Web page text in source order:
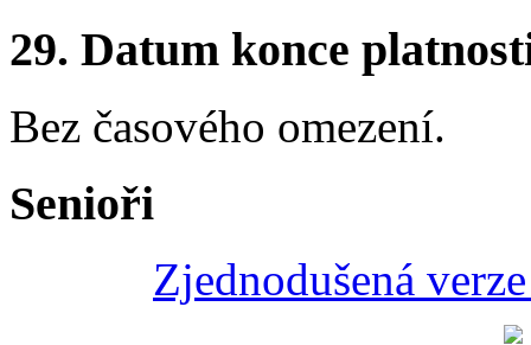
29. Datum konce
Bez časového omezení.
Senioři
Zjednodušená